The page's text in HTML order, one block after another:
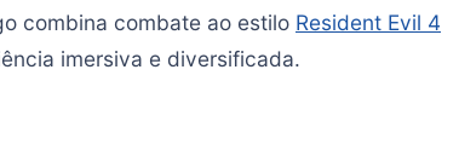
combina combate ao estilo Resident Evil 4
imersiva e diversificada.